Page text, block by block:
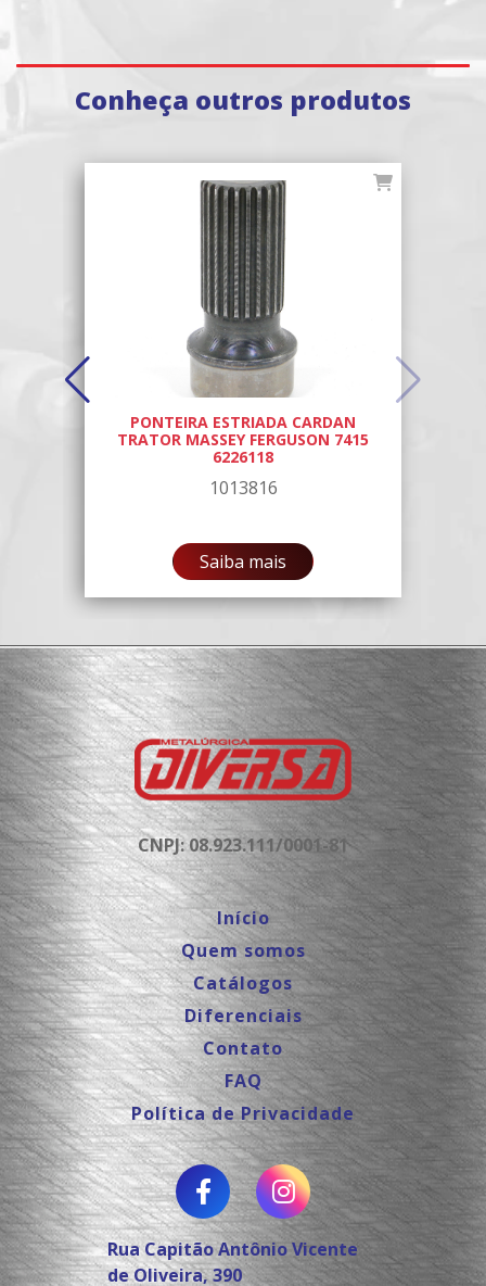
Conheça outros produtos
PONTEIRA ESTRIADA CARDAN
TRATOR MASSEY FERGUSON 7415
6226118
1013816
Saiba mais
CNPJ: 08.923.111/0001-81
Início
Quem somos
Catálogos
Diferenciais
Contato
FAQ
Política de Privacidade
Rua Capitão Antônio Vicente
de Oliveira, 390